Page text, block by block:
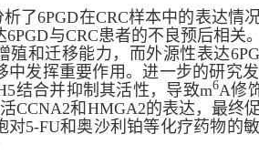
析了6PGD在CRC样本中的表达情
6PGD与CRC患者的不良预后相关
殖和迁移能力，而外源性表达
中发挥重要作用。进一步的研究
结合并抑制其活性，导致m6A修
CCNA2和 HMGA2的表达，最终
对5-FU和奥沙利铂等化疗药物的